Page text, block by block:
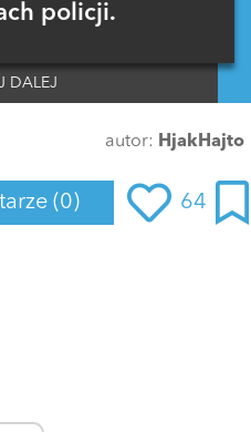
policji.
DALEJ
autor: HjakHajto
(0) 64